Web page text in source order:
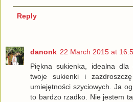
Reply
danonk 22 March 2015 at
Piękna sukienka, idealna
twoje sukienki i
umiejętności szyciowych. Ja
to bardzo rzadko. Nie jestem